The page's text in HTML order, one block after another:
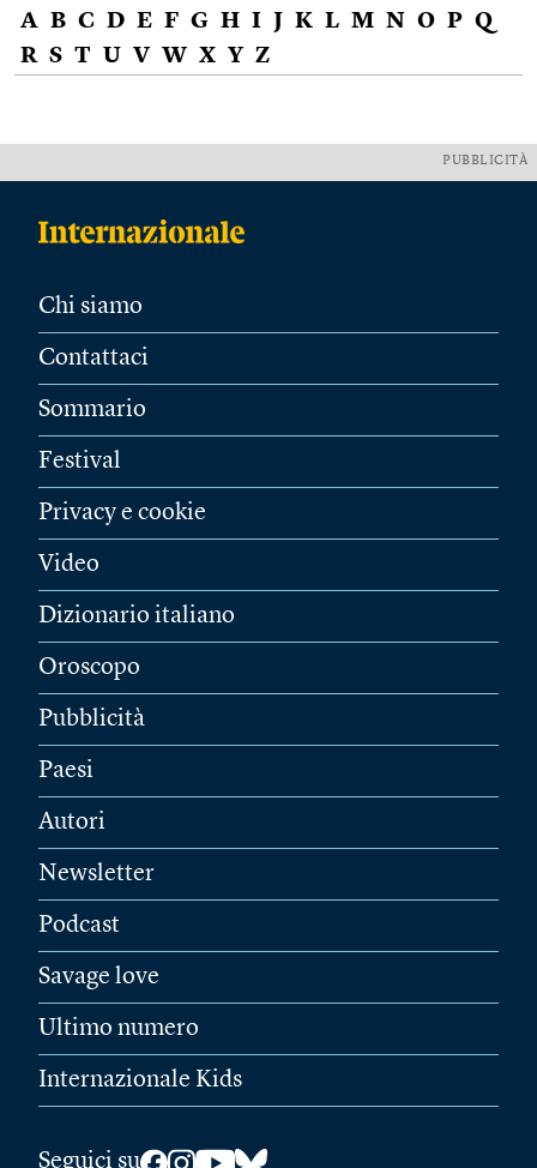
A B C D E F G H I J K L M N O P Q
R S T U V W X Y Z
PUBBLICITÀ
Chi siamo
Contattaci
Sommario
Festival
Privacy e cookie
Video
Dizionario italiano
Oroscopo
Pubblicità
Paesi
Autori
Newsletter
Podcast
Savage love
Ultimo numero
Internazionale Kids
Seguici su